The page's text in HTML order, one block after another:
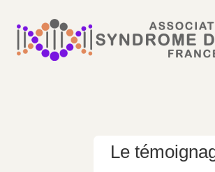
Le